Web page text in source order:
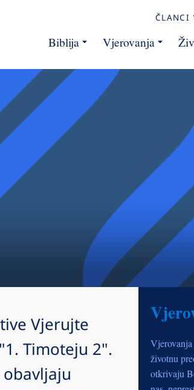
ČLANCI
Biblija Vjerovanja
Vjerujte
Timoteju 2".
Vjerovanja
životnu
otkrivaju